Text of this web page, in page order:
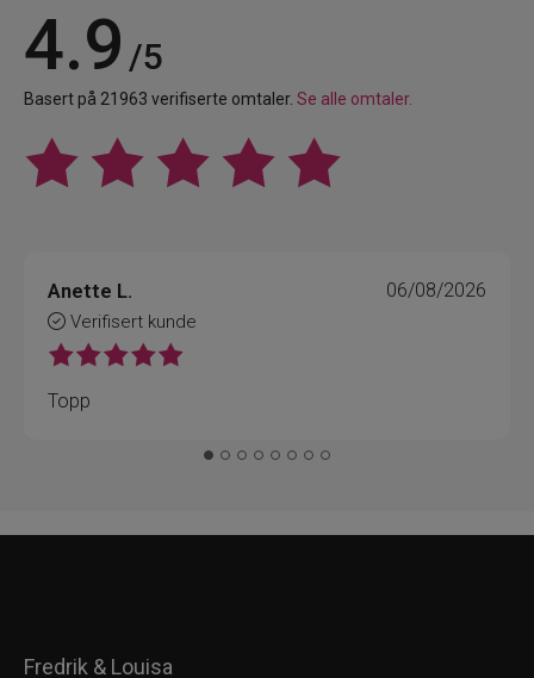
4.9 /5
Basert på 21963 verifiserte omtaler. Se alle omtaler.
Anette L.
Verifisert kunde
06/08/2026
Topp
Fredrik & Louisa